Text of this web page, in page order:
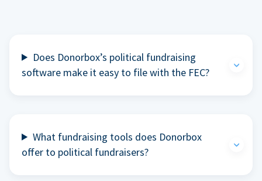
Does Donorbox’s political fundraising
software make it easy to file with the FEC?
What fundraising tools does Donorbox
offer to political fundraisers?